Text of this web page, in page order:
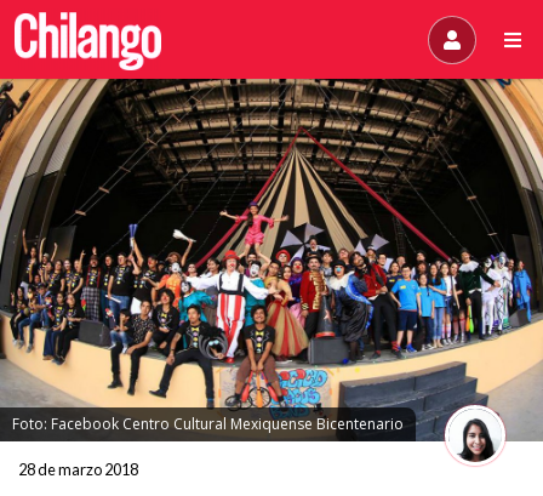
Foto: Facebook Centro Cultural Mexiquense Bicentenario
28 de marzo 2018